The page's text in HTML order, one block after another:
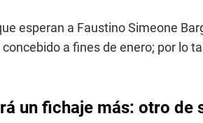
esperan a Faustino Simeone
a fines de enero; por lo
un fichaje más: otro de